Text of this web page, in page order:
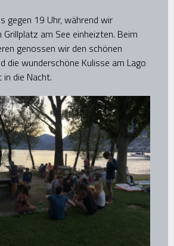
gegen 19 Uhr, während wir
am See einheizten. Beim
genossen wir den schönen
die wunderschöne Kulisse am Lago
die Nacht.